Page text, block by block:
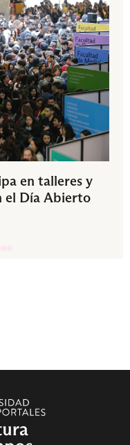
en talleres y
el Día Abierto